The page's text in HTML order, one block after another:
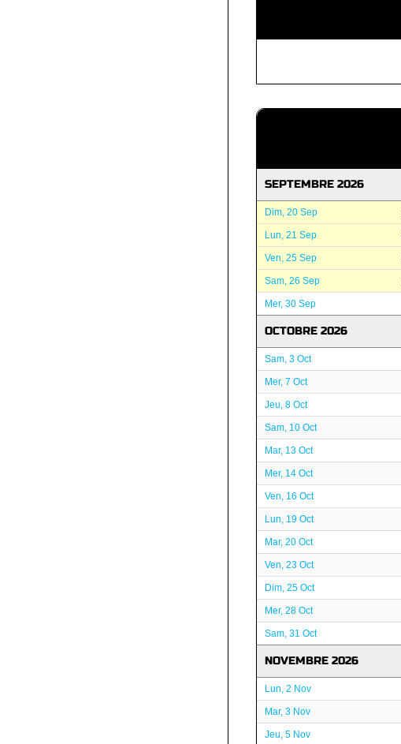
SEPTEMBRE 2026
Dim, 20 Sep
Lun, 21 Sep
Ven, 25 Sep
Sam, 26 Sep
Mer, 30 Sep
OCTOBRE 2026
Sam, 3 Oct
Mer, 7 Oct
Jeu, 8 Oct
Sam, 10 Oct
Mar, 13 Oct
Mer, 14 Oct
Ven, 16 Oct
Lun, 19 Oct
Mar, 20 Oct
Ven, 23 Oct
Dim, 25 Oct
Mer, 28 Oct
Sam, 31 Oct
NOVEMBRE 2026
Lun, 2 Nov
Mar, 3 Nov
Jeu, 5 Nov